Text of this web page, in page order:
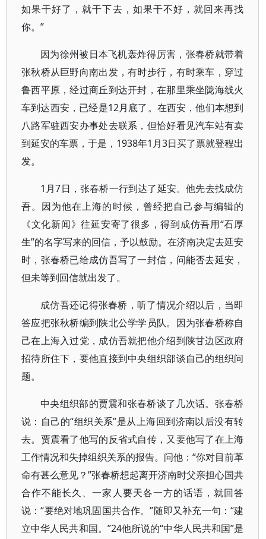
如果干好了，就干下去，如果干不好，就回来再找
你。”
因为徐州被日本飞机轰炸得厉害，张春桥就带着
张秋桥从巨野向南出发，有时步行，有时乘车，穿过
鲁西平原，经过商丘到达开封，在那里乘坐陇海线火
车到达西安，已经是12月底了。在西安，他们本想到
八路军驻西安办事处去联系，但恰好看见汽车站有卖
到延安的车票，于是，1938年1月3日买了票就登程出
发。
1月7日，张春桥一行到达了延安。他先去找成仿
吾。因为他在上海的时候，曾经把自己参与编辑的
《文化新闻》往延安寄了很多，得到成仿吾用“石厚
生”的名字写来的回信，予以鼓励。在济南决定去延安
时，张春桥已给成仿吾写了一封信，问能否去延安，
但未等到回信就出发了。
成仿吾还记得张春桥，听了情况介绍以后，当即
答应把张秋桥编到陕北公学学员队。因为张春桥称自
己在上海入过党，成仿吾就把他介绍到陕甘边区政府
招待所住下，要他直接到中央组织部谈自己的组织问
题。
中央组织部的贾震和张春桥谈了几次话。张春桥
说：自己的“组织关系”是从上海回到济南以后没有转
去。贾震看了他写的反省式自传，又要他写了在上海
工作情况和失掉组织关系的报告。问他：“你对目前革
命有甚么意见？”张春桥想起离开济南时父亲担心国共
合作不能长久、一家人要天各一方的话语，就回答
说：“要绝对地巩固国共合作。”随即又补充一句：“建
立中华人民共和国。”24他所说的“中华人民共和国”是